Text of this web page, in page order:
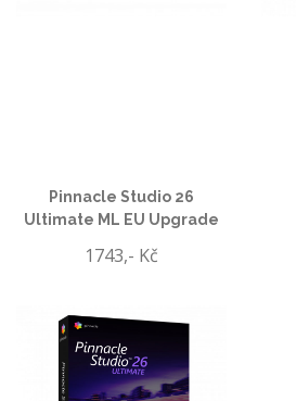
Pinnacle Studio 26
Ultimate ML EU Upgrade
1743,- Kč